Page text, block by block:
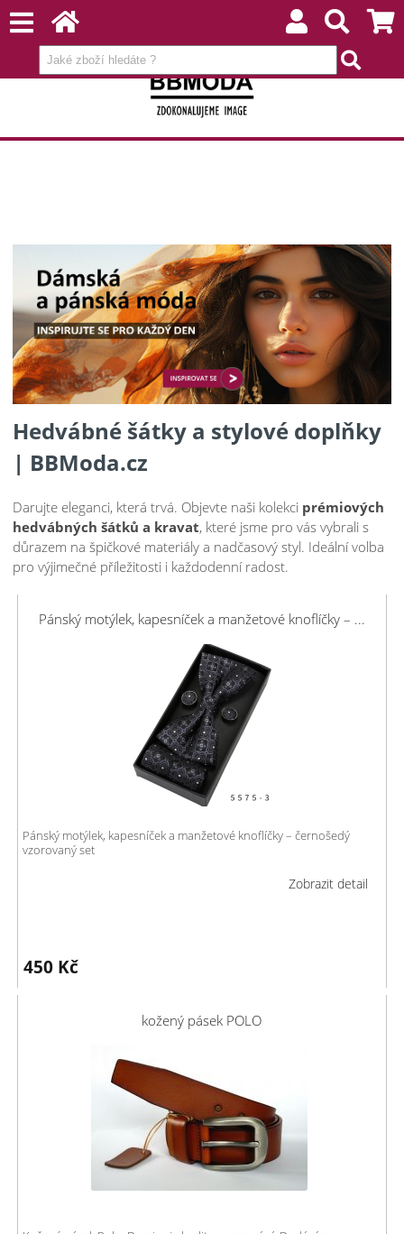
Hedvábné šátky a stylové doplňky
| BBModa.cz
Darujte eleganci, která trvá. Objevte naši kolekci prémiových
hedvábných šátků a kravat, které jsme pro vás vybrali s
důrazem na špičkové materiály a nadčasový styl. Ideální volba
pro výjimečné příležitosti i každodenní radost.
Pánský motýlek, kapesníček a manžetové knoflíčky – ...
Pánský motýlek, kapesníček a manžetové knoflíčky – černošedý
vzorovaný set
Zobrazit detail
450 Kč
kožený pásek POLO